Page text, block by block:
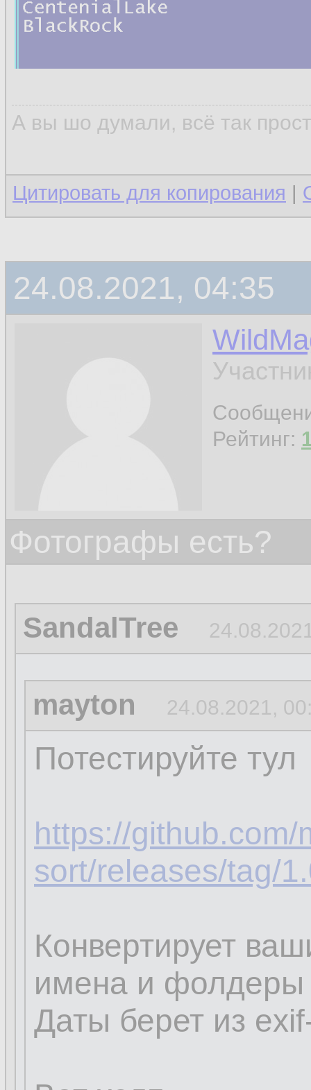
А вы шо думали, всё так
Цитировать для копирования |
24.08.2021, 04:35
Рейтинг:
Фотографы есть?
SandalTree
mayton 24.08.2021,
Потестируйте тул
https://
sort/releases/tag/
Конвертирует
имена и фолдеры
Даты берет из